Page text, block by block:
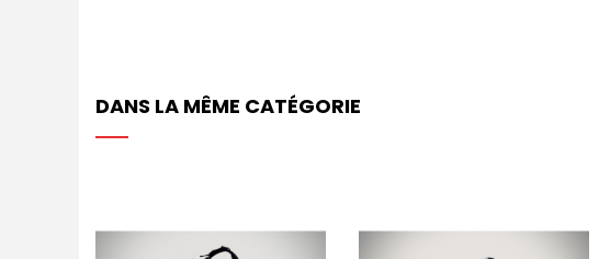
DANS LA MÊME CATÉGORIE